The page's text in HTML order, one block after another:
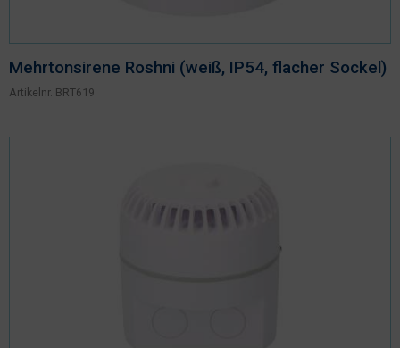
Mehrtonsirene Roshni (weiß, IP54, flacher Sockel)
Artikelnr. BRT619